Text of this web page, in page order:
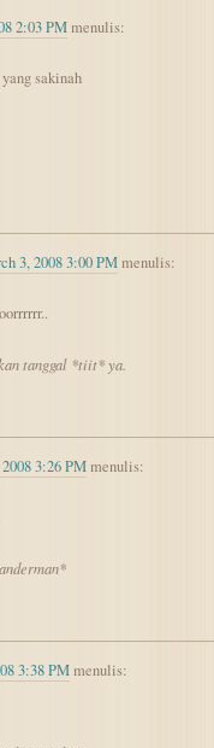
2:03 PMmenulis:
sakinah
3, 2008 3:00 PMmenulis:
tanggal *tiit* ya.
3:26 PMmenulis:
3:38 PMmenulis: